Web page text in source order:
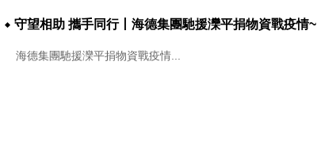
守望相助 攜手同行丨海德集團馳援灤平捐物資戰疫情~
海德集團馳援灤平捐物資戰疫情...